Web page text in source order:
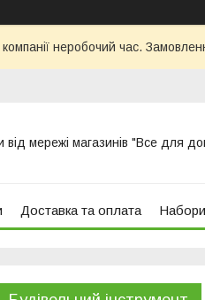
неробочий час.
від мережі магазинів "Все для
Доставка та оплата Набори